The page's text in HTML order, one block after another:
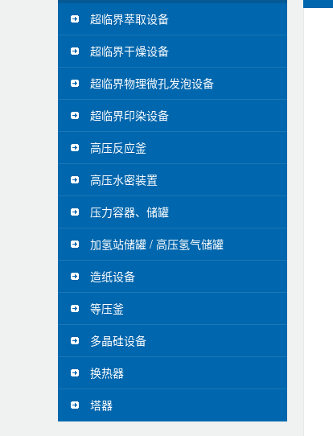
超临界萃取设备
超临界干燥设备
超临界物理微孔发泡设备
超临界印染设备
高压反应釜
高压水密装置
压力容器、储罐
加氢站储罐 / 高压氢气储罐
造纸设备
等压釜
多晶硅设备
换热器
塔器